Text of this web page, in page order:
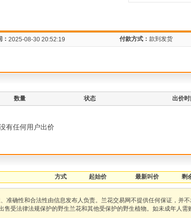
2025-08-30 20:52:19 付款方式： 款到发货
数量 状态 出价时
有任何用户出价
方式 起始价 最新叫价 剩
准确性和合法性由信息发布人负责。兰花交易网不提供任何保证，并
受法律法规保护的野生兰花和其他受保护的野生植物。如未成年人需